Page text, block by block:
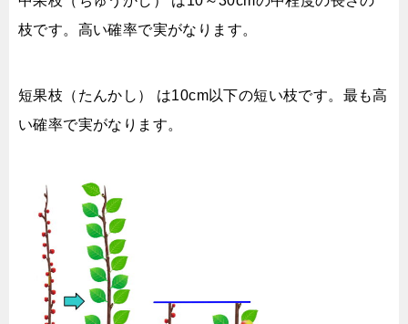
枝です。高い確率で実がなります。
短果枝（たんかし） は10cm以下の短い枝です。最も高
い確率で実がなります。